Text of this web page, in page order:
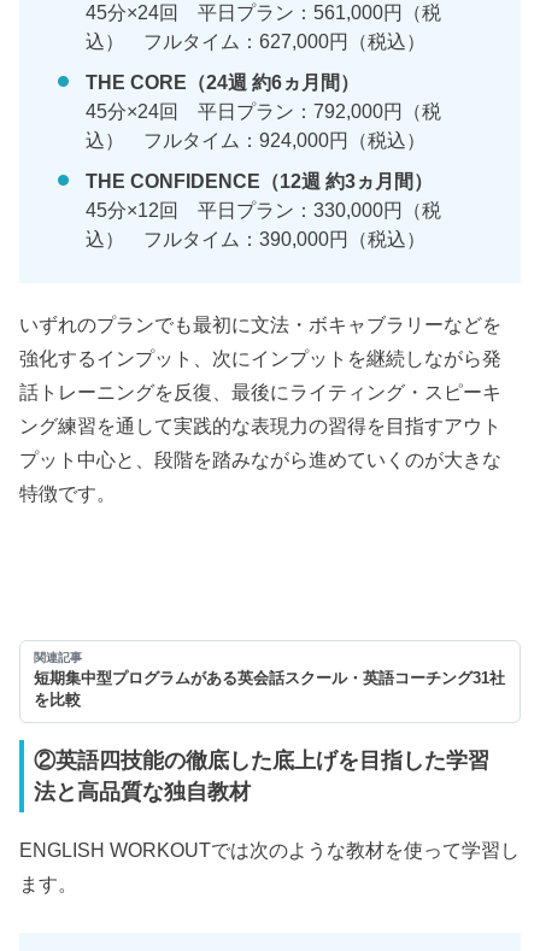
45分×24回 平日プラン：561,000円（税
込） フルタイム：627,000円（税込）
THE CORE（24週 約6ヵ月間）
45分×24回 平日プラン：792,000円（税
込） フルタイム：924,000円（税込）
THE CONFIDENCE（12週 約3ヵ月間）
45分×12回 平日プラン：330,000円（税
込） フルタイム：390,000円（税込）
いずれのプランでも最初に文法・ボキャブラリーなどを
強化するインプット、次にインプットを継続しながら発
話トレーニングを反復、最後にライティング・スピーキ
ング練習を通して実践的な表現力の習得を目指すアウト
プット中心と、段階を踏みながら進めていくのが大きな
特徴です。
関連記事
短期集中型プログラムがある英会話スクール・英語コーチング31社
を比較
②英語四技能の徹底した底上げを目指した学習
法と高品質な独自教材
ENGLISH WORKOUTでは次のような教材を使って学習し
ます。